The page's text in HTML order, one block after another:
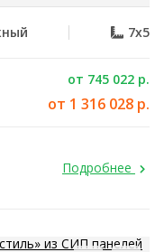
7x5
от 745 022 р.
от 1 316 028 р.
Подробнее